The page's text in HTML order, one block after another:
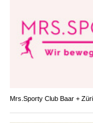
Mrs.Sporty Club Baar +